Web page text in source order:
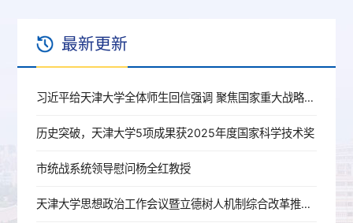
最新更新
习近平给天津大学全体师生回信强调 聚焦国家重大战略需求提高人才培养质量 更好服务经济社会发展
历史突破，天津大学5项成果获2025年度国家科学技术奖
市统战系统领导慰问杨全红教授
天津大学思想政治工作会议暨立德树人机制综合改革推进会召开